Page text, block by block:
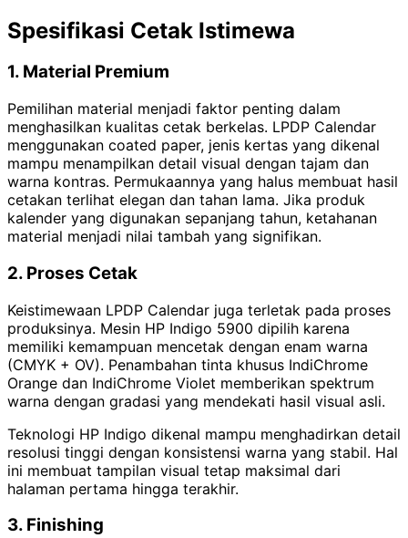
Spesifikasi Cetak Istimewa
1. Material Premium
Pemilihan material menjadi faktor penting dalam
menghasilkan kualitas cetak berkelas. LPDP Calendar
menggunakan coated paper, jenis kertas yang dikenal
mampu menampilkan detail visual dengan tajam dan
warna kontras. Permukaannya yang halus membuat hasil
cetakan terlihat elegan dan tahan lama. Jika produk
kalender yang digunakan sepanjang tahun, ketahanan
material menjadi nilai tambah yang signifikan.
2. Proses Cetak
Keistimewaan LPDP Calendar juga terletak pada proses
produksinya. Mesin HP Indigo 5900 dipilih karena
memiliki kemampuan mencetak dengan enam warna
(CMYK + OV). Penambahan tinta khusus IndiChrome
Orange dan IndiChrome Violet memberikan spektrum
warna dengan gradasi yang mendekati hasil visual asli.
Teknologi HP Indigo dikenal mampu menghadirkan detail
resolusi tinggi dengan konsistensi warna yang stabil. Hal
ini membuat tampilan visual tetap maksimal dari
halaman pertama hingga terakhir.
3. Finishing